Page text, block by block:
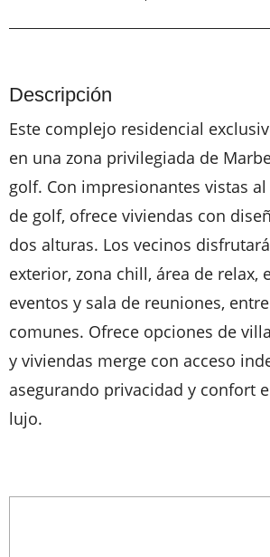
Descripción
Este complejo residencial
en una zona privilegiada de
golf. Con impresionantes vistas
de golf, ofrece viviendas con
dos alturas. Los vecinos
exterior, zona chill, área de relax,
eventos y sala de reuniones,
comunes. Ofrece opciones de
y viviendas merge con acceso
asegurando privacidad y confort
lujo.